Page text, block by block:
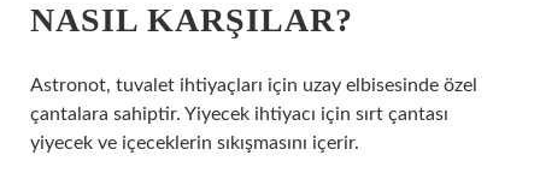
NASIL KARŞILAR?
Astronot, tuvalet ihtiyaçları için uzay elbisesinde özel
çantalara sahiptir. Yiyecek ihtiyacı için sırt çantası
yiyecek ve içeceklerin sıkışmasını içerir.